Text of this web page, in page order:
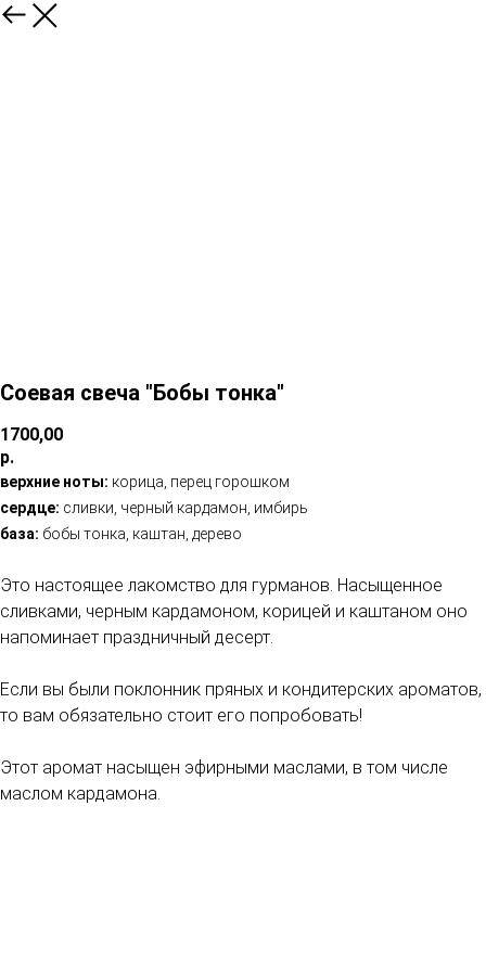
Соевая свеча "Бобы тонка"
1700,00
р.
верхние ноты: корица, перец горошком
сердце: сливки, черный кардамон, имбирь
база: бобы тонка, каштан, дерево
Это настоящее лакомство для гурманов. Насыщенное
сливками, черным кардамоном, корицей и каштаном оно
напоминает праздничный десерт.
Если вы были поклонник пряных и кондитерских ароматов,
то вам обязательно стоит его попробовать!
Этот аромат насыщен эфирными маслами, в том числе
маслом кардамона.